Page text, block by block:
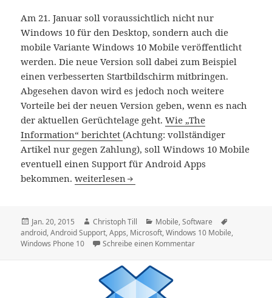
Am 21. Januar soll voraussichtlich nicht nur
Windows 10 für den Desktop, sondern auch die
mobile Variante Windows 10 Mobile veröffentlicht
werden. Die neue Version soll dabei zum Beispiel
einen verbesserten Startbildschirm mitbringen.
Abgesehen davon wird es jedoch noch weitere
Vorteile bei der neuen Version geben, wenn es nach
der aktuellen Gerüchtelage geht.Wie „The
Information“ berichtet(Achtung: vollständiger
Artikel nur gegen Zahlung), soll Windows 10 Mobile
eventuell einen Support für Android Apps
bekommen.Kommt Windows 10 Mobile mit Android
weiterlesen
Veröffentlicht
am
Jan. 20, 2015 Autor
Christoph Till Kategorien
Mobile,Software
android,Android Support,Apps, Microsoft,Windows 10 Mobile,
Windows Phone 10
Schreibe einen Kommentarzu Kommt Windows